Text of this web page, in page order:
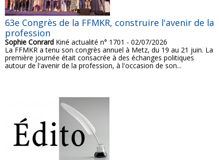
63e Congrès de la FFMKR, construire l'avenir de la
profession
Sophie Conrard Kiné actualité n° 1701 - 02/07/2026
La FFMKR a tenu son congrès annuel à Metz, du 19 au 21 juin. La
première journée était consacrée à des échanges politiques
autour de l'avenir de la profession, à l'occasion de son...